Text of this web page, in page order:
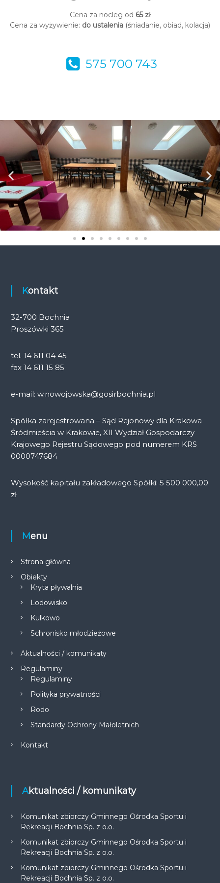
Cena za nocleg od 65 zł
Cena za wyżywienie: do ustalenia (śniadanie, obiad, kolacja)
575 700 743
Kontakt
32-700 Bochnia
Proszówki 365
tel. 14 611 04 45
fax 14 611 15 85
e-mail: w.nowojowska@gosirbochnia.pl
Spółka zarejestrowana – Sąd Rejonowy dla Krakowa
Śródmieścia w Krakowie, XII Wydział Gospodarczy
Krajowego Rejestru Sądowego pod numerem KRS
0000747684
Wysokość kapitału zakładowego Spółki: 5 500 000,00
zł
Menu
Strona główna
Obiekty
Kryta pływalnia
Lodowisko
Kulkowo
Schronisko młodzieżowe
Aktualności / komunikaty
Regulaminy
Regulaminy
Polityka prywatności
Rodo
Standardy Ochrony Małoletnich
Kontakt
Aktualności / komunikaty
Komunikat zbiorczy Gminnego Ośrodka Sportu i
Rekreacji Bochnia Sp. z o.o.
Komunikat zbiorczy Gminnego Ośrodka Sportu i
Rekreacji Bochnia Sp. z o.o.
Komunikat zbiorczy Gminnego Ośrodka Sportu i
Rekreacji Bochnia Sp. z o.o.